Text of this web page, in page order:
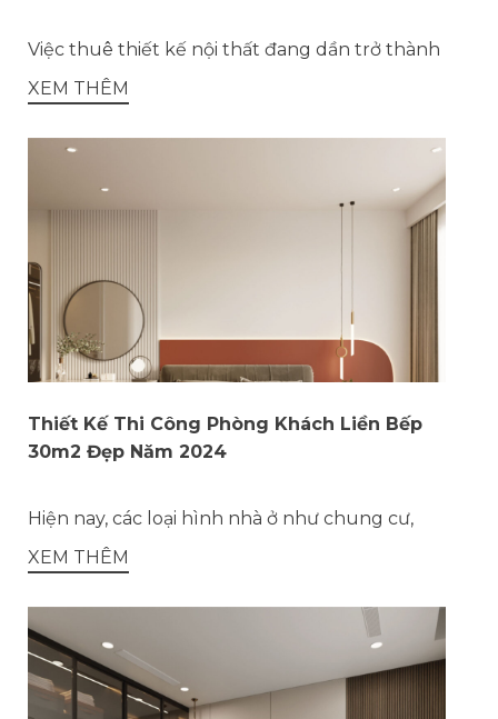
Việc thuê thiết kế nội thất đang dần trở thành
XEM THÊM
Thiết Kế Thi Công Phòng Khách Liền Bếp
30m2 Đẹp Năm 2024
Hiện nay, các loại hình nhà ở như chung cư,
XEM THÊM